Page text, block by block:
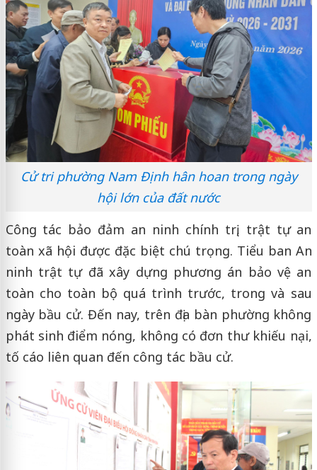
Cử tri phường Nam Định hân hoan trong ngày
hội lớn của đất nước
Công tác bảo đảm an ninh chính trị, trật tự an
toàn xã hội được đặc biệt chú trọng. Tiểu ban An
ninh trật tự đã xây dựng phương án bảo vệ an
toàn cho toàn bộ quá trình trước, trong và sau
ngày bầu cử. Đến nay, trên địa bàn phường không
phát sinh điểm nóng, không có đơn thư khiếu nại,
tố cáo liên quan đến công tác bầu cử.